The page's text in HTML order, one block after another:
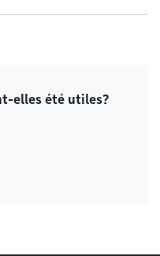
elles été utiles?